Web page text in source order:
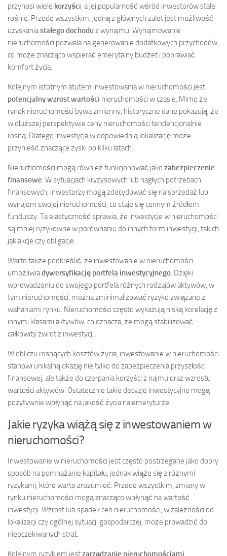
przynosi wiele korzyści , a jej popularność wśród inwestorów stale
rośnie. Przede wszystkim, jedną z głównych zalet jest możliwość
uzyskaniastałego dochoduz wynajmu. Wynajmowanie
nieruchomości pozwala na generowanie dodatkowych przychodów,
co może znacząco wspierać emerytalny budżet i poprawiać
komfort życia.
Kolejnym istotnym atutem inwestowania w nieruchomości jest
potencjalny wzrost wartości nieruchomości w czasie. Mimo że
rynek nieruchomości bywa zmienny, historyczne dane pokazują, że
w dłuższej perspektywie ceny nieruchomości tendencjonalnie
rosną. Dlatego inwestycja w odpowiednią lokalizację może
przynieść znaczące zyski po kilku latach.
Nieruchomości mogą również funkcjonować jako zabezpieczenie
finansowe . W sytuacjach kryzysowych lub nagłych potrzebach
finansowych, inwestorzy mogą zdecydować się na sprzedaż lub
wynajem swojej nieruchomości, co staje się cennym źródłem
funduszy. Ta elastyczność sprawia, że inwestycje w nieruchomości
są mniej ryzykowne w porównaniu do innych form inwestycji, takich
jak akcje czy obligacje.
Warto także podkreślić, że inwestowanie w nieruchomości
umożliwiadywersyfikację portfela inwestycyjnego . Dzięki
wprowadzeniu do swojego portfela różnych rodzajów aktywów, w
tym nieruchomości, można zminimalizować ryzyko związane z
wahaniami rynku. Nieruchomości często wykazują niską korelację z
innymi klasami aktywów, co oznacza, że mogą stabilizować
całkowity zwrot z inwestycji.
W obliczu rosnących kosztów życia, inwestowanie w nieruchomości
stanowi unikalną okazję nie tylko do zabezpieczenia przyszłości
finansowej, ale także do czerpania korzyści z najmu oraz wzrostu
wartości aktywów. Ostatecznie takie decyzje inwestycyjne mogą
pozytywnie wpłynąć na jakość życia na emeryturze.
Jakie ryzyka wiążą się z inwestowaniem w
nieruchomości?
Inwestowanie w nieruchomości jest często postrzegane jako dobry
sposób na pomnażanie kapitału, jednak wiąże się z różnymi
ryzykami, które warto zrozumieć. Przede wszystkim, zmiany w
rynku nieruchomości mogą znacząco wpłynąć na wartość
inwestycji. Wzrost lub spadek cen nieruchomości, w zależności od
lokalizacji czy ogólnej sytuacji gospodarczej, może prowadzić do
nieoczekiwanych strat.
Kolejnym ryzykiem jestzarządzanie nieruchomościami